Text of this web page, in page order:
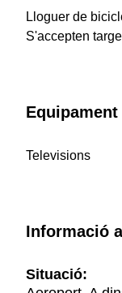
Lloguer de
S'accepten
Equipament
Televisions
Informació
Situació: